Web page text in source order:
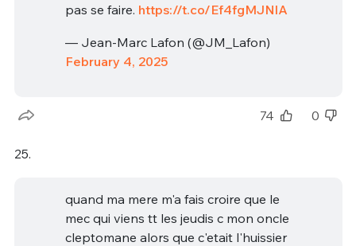
pas se faire. https://t.co/Ef4fgMJNlA
— Jean-Marc Lafon (@JM_Lafon)
February 4, 2025
74 0
25.
quand ma mere m'a fais croire que le
mec qui viens tt les jeudis c mon oncle
cleptomane alors que c'etait l'huissier